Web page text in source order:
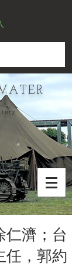
仁濟；台
任，郭約